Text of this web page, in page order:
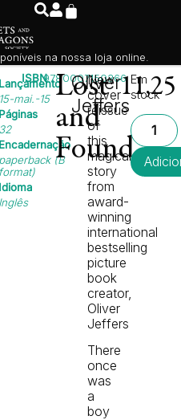
Lançamento
15-mai.-15
Páginas
32
Encadernação
paperback (B
format)
Idioma
Inglês
ISBN9780007150366
Lost
and
Found
Oliver
Jeffers
New
cover
reissue
of
this
magical
story
from
award-
winning
international
bestselling
picture
book
creator,
Oliver
Jeffers
There
once
was
a
boy
11,25
Em
stock
na nossa loja online.